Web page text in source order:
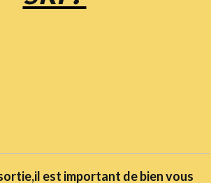
est important de bien vous